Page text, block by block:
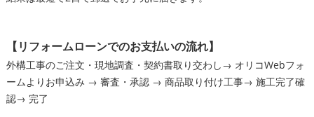
【リフォームローンでのお支払いの流れ】
外構工事のご注文・現地調査・契約書取り交わし→ オリコWebフォ
ームよりお申込み → 審査・承認 → 商品取り付け工事→ 施工完了確
認→ 完了